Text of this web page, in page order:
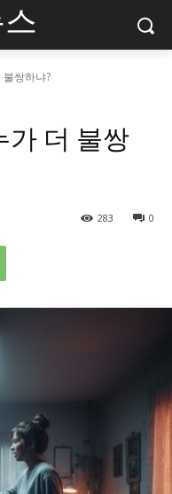
쌍하냐?
가 더 불쌍
0
283